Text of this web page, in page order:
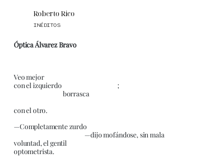
Roberto Rico
INÉDITOS
Óptica Álvarez Bravo
Veo mejor
con el izquierdo ;
borrasca
con el otro.
—Completamente zurdo
—dijo mofándose, sin mala
voluntad, el gentil
optometrista.